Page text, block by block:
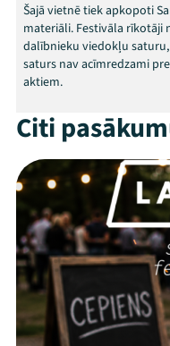
Threads
Šajā vietnē tiek apkopoti
materiāli. Festivāla rīkotāji
dalībnieku viedokļu
saturs nav acīmredzami
aktiem.
Citi